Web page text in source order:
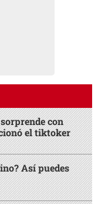
con
el tiktoker
Así puedes